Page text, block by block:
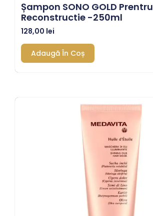
Șampon SONO GOLD Prentru
Reconstructie -250ml
128,00 lei
Adaugă În Coș